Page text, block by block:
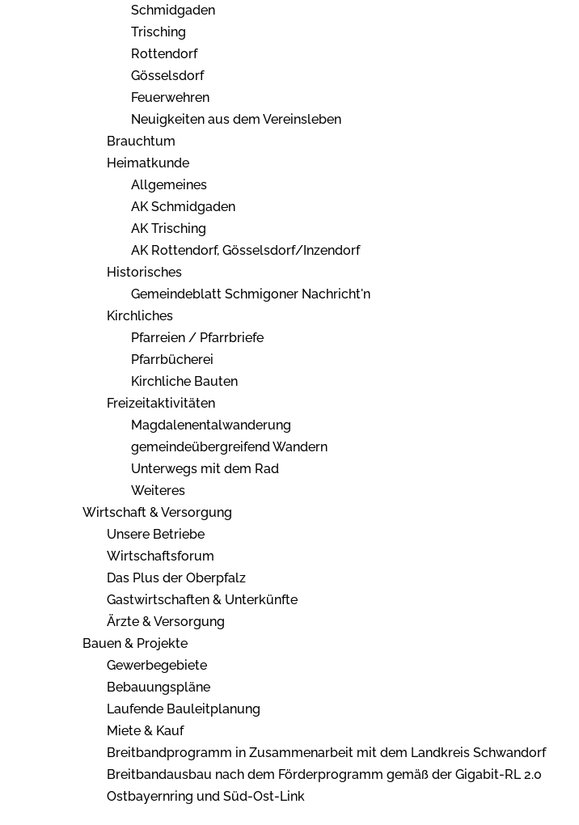
Schmidgaden
Trisching
Rottendorf
Gösselsdorf
Feuerwehren
Neuigkeiten aus dem Vereinsleben
Brauchtum
Heimatkunde
Allgemeines
AK Schmidgaden
AK Trisching
AK Rottendorf, Gösselsdorf/Inzendorf
Historisches
Gemeindeblatt Schmigoner Nachricht'n
Kirchliches
Pfarreien / Pfarrbriefe
Pfarrbücherei
Kirchliche Bauten
Freizeitaktivitäten
Magdalenentalwanderung
gemeindeübergreifend Wandern
Unterwegs mit dem Rad
Weiteres
Wirtschaft & Versorgung
Unsere Betriebe
Wirtschaftsforum
Das Plus der Oberpfalz
Gastwirtschaften & Unterkünfte
Ärzte & Versorgung
Bauen & Projekte
Gewerbegebiete
Bebauungspläne
Laufende Bauleitplanung
Miete & Kauf
Breitbandprogramm in Zusammenarbeit mit dem Landkreis Schwandorf
Breitbandausbau nach dem Förderprogramm gemäß der Gigabit-RL 2.0
Ostbayernring und Süd-Ost-Link